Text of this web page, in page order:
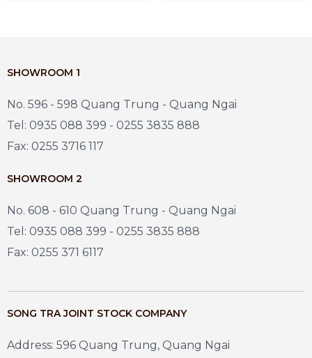
SHOWROOM 1
No. 596 - 598 Quang Trung - Quang Ngai
Tel: 0935 088 399 - 0255 3835 888
Fax: 0255 3716 117
SHOWROOM 2
No. 608 - 610 Quang Trung - Quang Ngai
Tel: 0935 088 399 - 0255 3835 888
Fax: 0255 371 6117
SONG TRA JOINT STOCK COMPANY
Address: 596 Quang Trung, Quang Ngai